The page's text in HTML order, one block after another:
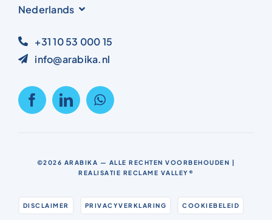
Nederlands
+31 10 53 000 15
info@arabika.nl
©2026 ARABIKA — ALLE RECHTEN VOORBEHOUDEN |
REALISATIE RECLAME VALLEY®
DISCLAIMER PRIVACYVERKLARING COOKIEBELEID